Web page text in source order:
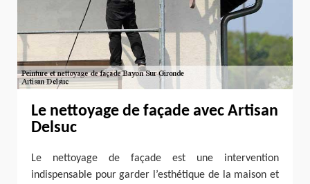
Le nettoyage de façade avec Artisan
Delsuc
Le nettoyage de façade est une intervention
indispensable pour garder l’esthétique de la maison et